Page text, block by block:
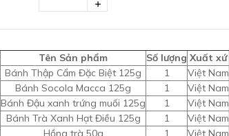
Tên Sản phẩm Số lượng Xuất xứ
Bánh Thập Cẩm Đặc Biệt 125g 1
Việt Nam
Bánh Socola Macca 125g 1
Việt Nam
Bánh Đậu xanh trứng muối 125g 1
Việt Nam
Bánh Trà Xanh Hạt Điều 125g 1
Việt Nam
Hồng trà 50g 1 Việt Nam